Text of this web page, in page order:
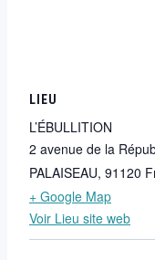
LIEU
L’ÉBULLITION
2 avenue de la
PALAISEAU, 91120
+ Google Map
Voir Lieu site web